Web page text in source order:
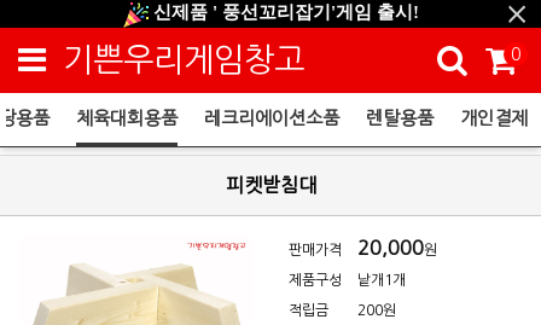
신제품 ' 풍선꼬리잡기'게임 출시!
신규회원 HAPPY EVENT 적립금 5,000원 증정
❤ 신제품 ' 컬링&볼링 ' 출시! ❤
기쁜우리게임창고 0
용품 체육대회용품 레크리에이션소품 렌탈용품 개인결제
피켓받침대
판매가격 20,000원
제품구성 낱개1개
적립금 200원